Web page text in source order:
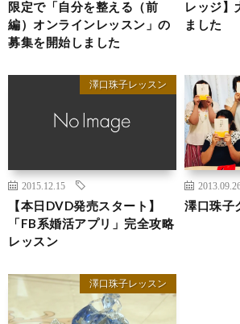
限定で「自分を整える（前
編）オンラインレッスン」の
募集を開始しました
レッジ】
ました
澤口珠子レッスン
2015.12.15
【本日DVD発売スタート】
「FB系婚活アプリ」完全攻略
レッスン
澤口珠子
澤口珠子レッスン